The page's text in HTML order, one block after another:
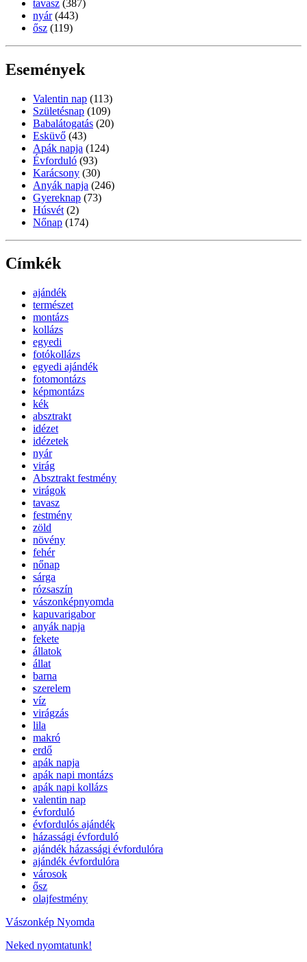
tavasz (387)
nyár (443)
ősz (119)
Események
Valentin nap (113)
Születésnap (109)
Babalátogatás (20)
Esküvő (43)
Apák napja (124)
Évforduló (93)
Karácsony (30)
Anyák napja (246)
Gyereknap (73)
Húsvét (2)
Nőnap (174)
Címkék
ajándék
természet
montázs
kollázs
egyedi
fotókollázs
egyedi ajándék
fotomontázs
képmontázs
kék
absztrakt
idézet
idézetek
nyár
virág
Absztrakt festmény
virágok
tavasz
festmény
zöld
növény
fehér
nőnap
sárga
rózsaszín
vászonképnyomda
kapuvarigabor
anyák napja
fekete
állatok
állat
barna
szerelem
víz
virágzás
lila
makró
erdő
apák napja
apák napi montázs
apák napi kollázs
valentin nap
évforduló
évfordulós ajándék
házassági évforduló
ajándék házassági évfordulóra
ajándék évfordulóra
városok
ősz
olajfestmény
Vászonkép Nyomda
Neked nyomtatunk!